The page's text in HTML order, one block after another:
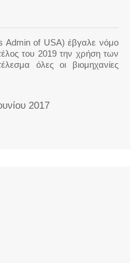
Admin of USA) έβγαλε νόμο
του 2019 την χρήση των
όλες οι βιομηχανίες
2017